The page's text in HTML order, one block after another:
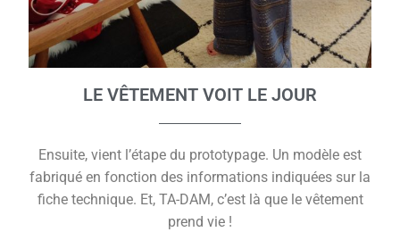
LE VÊTEMENT VOIT LE JOUR
Ensuite, vient l’étape du prototypage. Un modèle est
fabriqué en fonction des informations indiquées sur la
fiche technique. Et, TA-DAM, c’est là que le vêtement
prend vie !